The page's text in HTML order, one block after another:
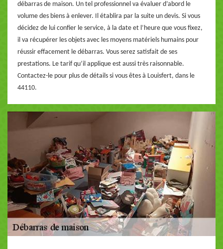
débarras de maison. Un tel professionnel va évaluer d’abord le
volume des biens à enlever. Il établira par la suite un devis. Si vous
décidez de lui confier le service, à la date et l’heure que vous fixez,
il va récupérer les objets avec les moyens matériels humains pour
réussir effacement le débarras. Vous serez satisfait de ses
prestations. Le tarif qu’il applique est aussi très raisonnable.
Contactez-le pour plus de détails si vous êtes à Louisfert, dans le
44110.